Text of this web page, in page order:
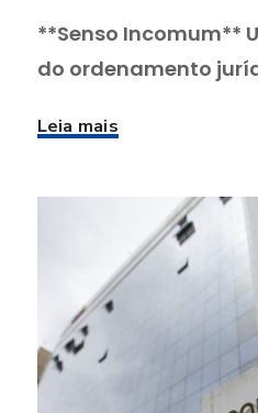
**Senso Incomum**
do ordenamento
Leia mais